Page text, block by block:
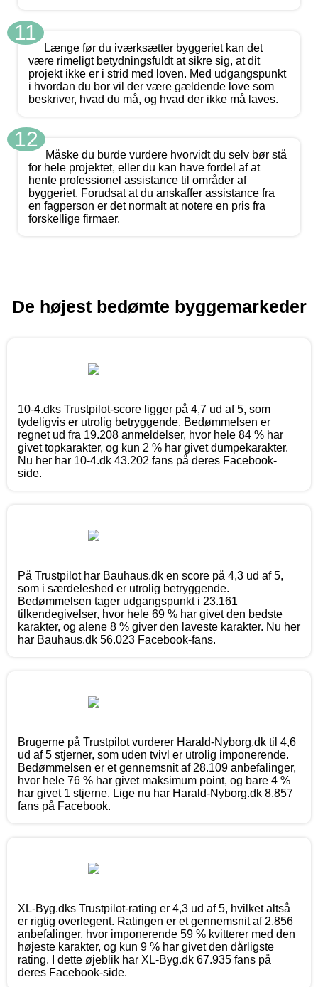
11
Længe før du iværksætter byggeriet kan det
være rimeligt betydningsfuldt at sikre sig, at dit
projekt ikke er i strid med loven. Med udgangspunkt
i hvordan du bor vil der være gældende love som
beskriver, hvad du må, og hvad der ikke må laves.
12
Måske du burde vurdere hvorvidt du selv bør stå
for hele projektet, eller du kan have fordel af at
hente professionel assistance til områder af
byggeriet. Forudsat at du anskaffer assistance fra
en fagperson er det normalt at notere en pris fra
forskellige firmaer.
De højest bedømte byggemarkeder
10-4.dks Trustpilot-score ligger på 4,7 ud af 5, som
tydeligvis er utrolig betryggende. Bedømmelsen er
regnet ud fra 19.208 anmeldelser, hvor hele 84 % har
givet topkarakter, og kun 2 % har givet dumpekarakter.
Nu her har 10-4.dk 43.202 fans på deres Facebook-
side.
På Trustpilot har Bauhaus.dk en score på 4,3 ud af 5,
som i særdeleshed er utrolig betryggende.
Bedømmelsen tager udgangspunkt i 23.161
tilkendegivelser, hvor hele 69 % har givet den bedste
karakter, og alene 8 % giver den laveste karakter. Nu her
har Bauhaus.dk 56.023 Facebook-fans.
Brugerne på Trustpilot vurderer Harald-Nyborg.dk til 4,6
ud af 5 stjerner, som uden tvivl er utrolig imponerende.
Bedømmelsen er et gennemsnit af 28.109 anbefalinger,
hvor hele 76 % har givet maksimum point, og bare 4 %
har givet 1 stjerne. Lige nu har Harald-Nyborg.dk 8.857
fans på Facebook.
XL-Byg.dks Trustpilot-rating er 4,3 ud af 5, hvilket altså
er rigtig overlegent. Ratingen er et gennemsnit af 2.856
anbefalinger, hvor imponerende 59 % kvitterer med den
højeste karakter, og kun 9 % har givet den dårligste
rating. I dette øjeblik har XL-Byg.dk 67.935 fans på
deres Facebook-side.